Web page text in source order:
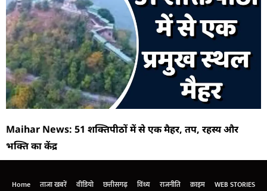
Maihar News: 51 शक्तिपीठों में से एक मैहर, तप, रहस्य और
भक्ति का केंद्र
Home ताजा खबरें वीडियो छत्तीसगढ़ विंध्य राजनीति क्राइम WEB STORIES